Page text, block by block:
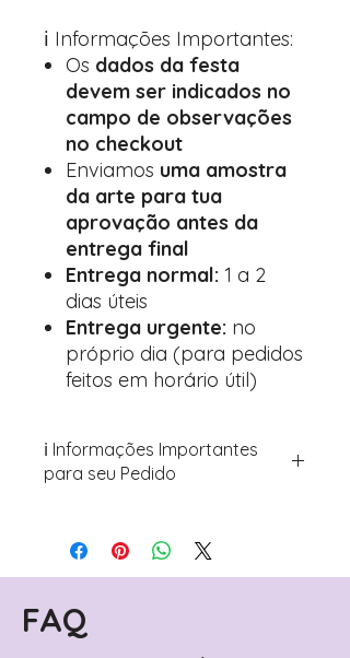
ℹ️ Informações Importantes:
Os dados da festa
devem ser indicados no
campo de observações
no checkout
Enviamos uma amostra
da arte para tua
aprovação antes da
entrega final
Entrega normal: 1 a 2
dias úteis
Entrega urgente: no
próprio dia (para pedidos
feitos em horário útil)
ℹ️ Informações Importantes
para seu Pedido
Avance para a página de checkout
(próximo passo após o carrinho)
Encontre o campo de "Notas do
Pedido"
Adicione ali todos os detalhes de
FAQ